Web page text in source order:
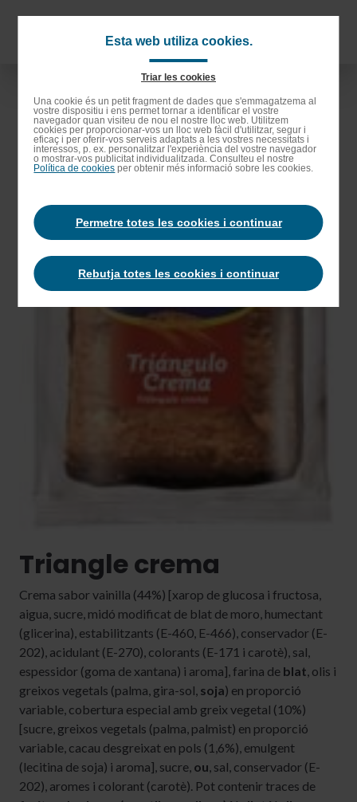
Triangle crema
Crema sabor vainilla (44%) [xarop de glucosa i fructosa,
aigua, sucre, midó modificat de blat de moro, humectant
(glicerina), estabilitzants (E-460, E-466), conservador (E-
202), acidulant (E-270), colorants (E-171 i carotè), sal,
espessidor (goma de xantana) i aroma], farina de blat, olis i
greixos vegetals (palma, gira-sol, soja) en proporció
variable, cobertura especial amb greix vegetal (10%)
[sucre, greixos vegetals (palma, palmist) en proporció
variable, cacau desgreixat en pols (1,6%), emulgent
(lecitina de soja) i aroma], sucre, ou, sal, conservador (E-
202), aromes i colorant (carotè). Pot contenir traces de
Esta web utiliza cookies.
Triar les cookies
Una cookie és un petit fragment de dades que s'emmagatzema al
vostre dispositiu i ens permet tornar a identificar el vostre
navegador quan visiteu de nou el nostre lloc web. Utilitzem
cookies per proporcionar-vos un lloc web fàcil d'utilitzar, segur i
eficaç i per oferir-vos serveis adaptats a les vostres necessitats i
interessos, p. ex. personalitzar l'experiència del vostre navegador
o mostrar-vos publicitat individualitzada. Consulteu el nostre
Política de cookies per obtenir més informació sobre les cookies.
Permetre totes les cookies i continuar
Rebutja totes les cookies i continuar